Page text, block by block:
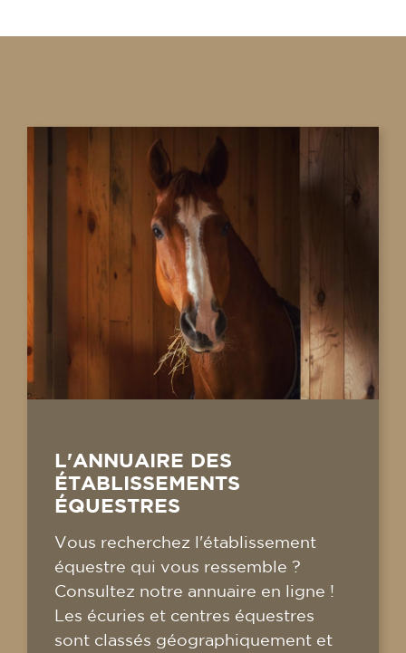
L'ANNUAIRE DES
ÉTABLISSEMENTS
ÉQUESTRES
Vous recherchez l'établissement
équestre qui vous ressemble ?
Consultez notre annuaire en ligne !
Les écuries et centres équestres
sont classés géographiquement et